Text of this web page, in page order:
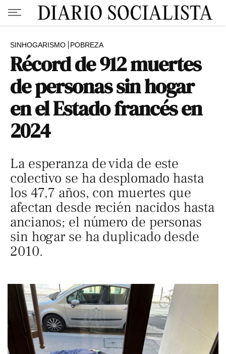
SINHOGARISMO POBREZA
Récord de 912 muertes
de personas sin hogar
en el Estado francés en
2024
La esperanza de vida de este
colectivo se ha desplomado hasta
los 47,7 años, con muertes que
afectan desde recién nacidos hasta
ancianos; el número de personas
sin hogar se ha duplicado desde
2010.